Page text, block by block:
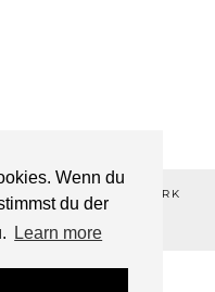
Wenn du
du der
Learn more
TRADEMARK
BY pipdig